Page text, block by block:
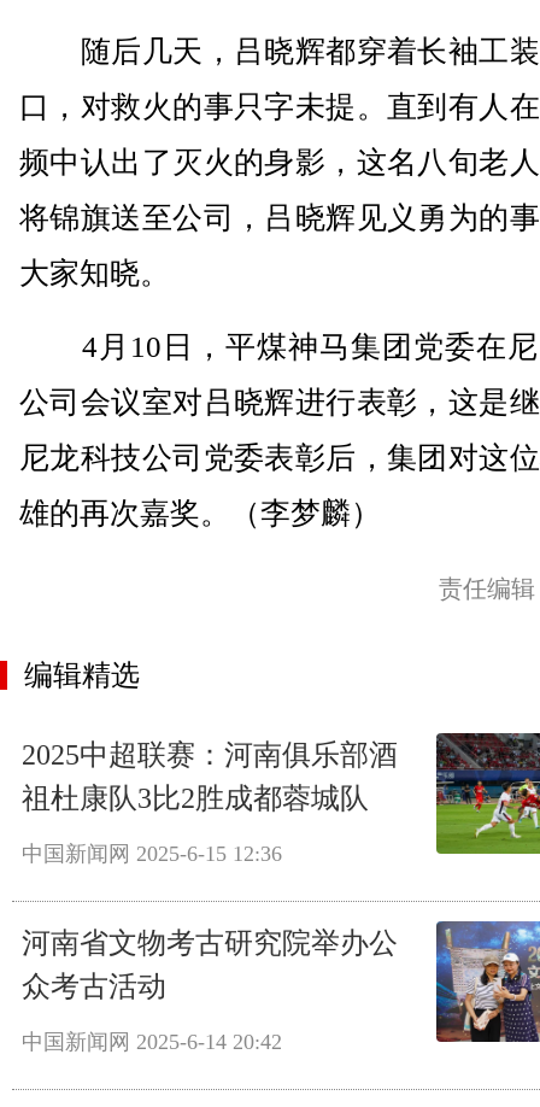
随后几天，吕晓辉都穿着长袖工
口，对救火的事只字未提。直到有人
频中认出了灭火的身影，这名八旬老
将锦旗送至公司，吕晓辉见义勇为的
大家知晓。
4月10日，平煤神马集团党委在尼
公司会议室对吕晓辉进行表彰，这是
尼龙科技公司党委表彰后，集团对这
雄的再次嘉奖。（李梦麟）
责任编
编辑精选
2025中超联赛：河南俱乐部酒
祖杜康队3比2胜成都蓉城队
中国新闻网 2025-6-15 12:36
河南省文物考古研究院举办公
众考古活动
中国新闻网 2025-6-14 20:42